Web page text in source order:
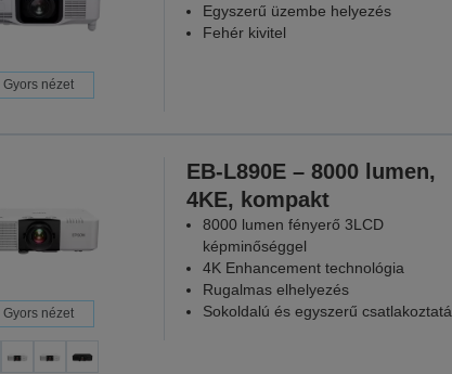
Gyors nézet
Egyszerű üzembe helyezés
Fehér kivitel
Gyors nézet
EB-L890E – 8000 lumen,
4KE, kompakt
8000 lumen fényerő 3LCD
képminőséggel
4K Enhancement technológia
Rugalmas elhelyezés
Sokoldalú és egyszerű